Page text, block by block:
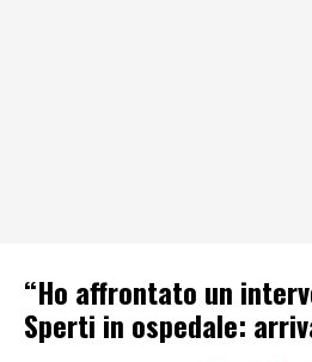
“Ho affrontato un
Sperti in ospedale: